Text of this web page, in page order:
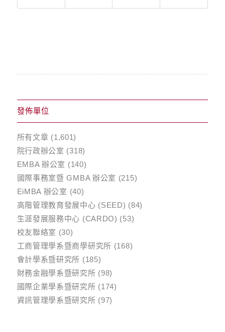
發佈單位
所有文章 (1,601)
院行政辦公室 (318)
EMBA 辦公室 (140)
國際事務室暨 GMBA 辦公室 (215)
EiMBA 辦公室 (40)
高階管理教育發展中心 (SEED) (84)
生涯發展服務中心 (CARDO) (53)
校友聯絡室 (30)
工商管理學系暨商學研究所 (168)
會計學系暨研究所 (185)
財務金融學系暨研究所 (98)
國際企業學系暨研究所 (174)
資訊管理學系暨研究所 (97)